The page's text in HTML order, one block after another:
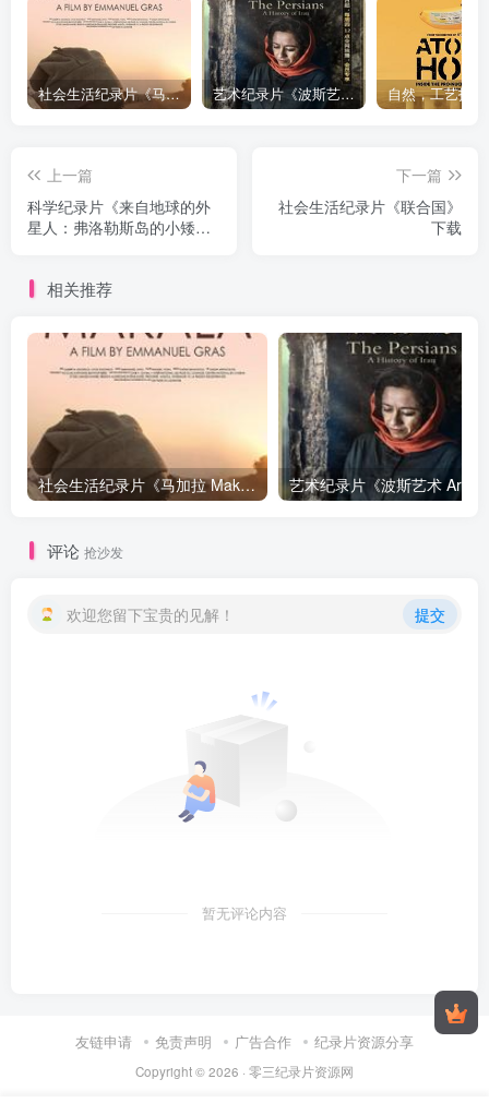
社会生活纪录片《马加拉 Makala》下载 艺术纪录片《波斯艺术 Art of Persia》下载
上一篇
科学纪录片《来自地球的外
星人：弗洛勒斯岛的小矮人
下一篇
社会生活纪录片《联合国》
下载
相关推荐
社会生活纪录片《马加拉 Makala》下载
评论 抢沙发
欢迎您留下宝贵的见解！ 提交
暂无评论内容
友链申请 免责声明 广告合作 纪录片资源分享
Copyright © 2026 · 零三纪录片资源网